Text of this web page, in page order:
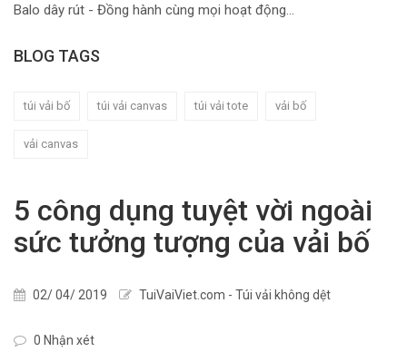
Balo dây rút - Đồng hành cùng mọi hoạt động...
BLOG TAGS
túi vải bố túi vải canvas túi vải tote vải bố
vải canvas
5 công dụng tuyệt vời ngoài
sức tưởng tượng của vải bố
02/ 04/ 2019 TuiVaiViet.com - Túi vải không dệt
0 Nhận xét